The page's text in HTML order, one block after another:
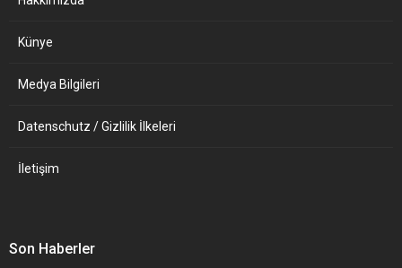
Künye
Medya Bilgileri
Datenschutz / Gizlilik İlkeleri
İletişim
Son Haberler